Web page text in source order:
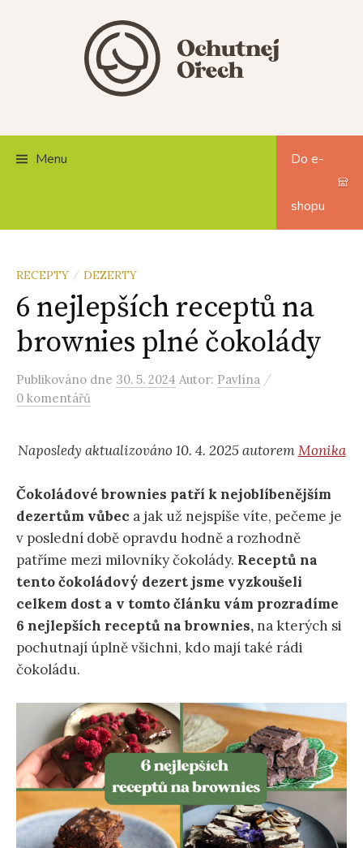
Menu Do e-
shopu
RECEPTY / DEZERTY
6 nejlepších receptů na
brownies plné čokolády
Publikováno dne 30. 5. 2024 Autor: Pavlína /
0 komentářů
Naposledy aktualizováno 10. 4. 2025 autoremMonika
Čokoládové brownies patří k nejoblíbenějším
dezertům vůbec a jak už nejspíše víte, pečeme je
v poslední době opravdu hodně a rozhodně
patříme mezi milovníky čokolády. Receptů na
tento čokoládový dezert jsme vyzkoušeli
celkem dost a v tomto článku vám prozradíme
6 nejlepších receptů na brownies, na kterých si
pochutnají úplně všichni, kdo mají také rádi
čokoládu.